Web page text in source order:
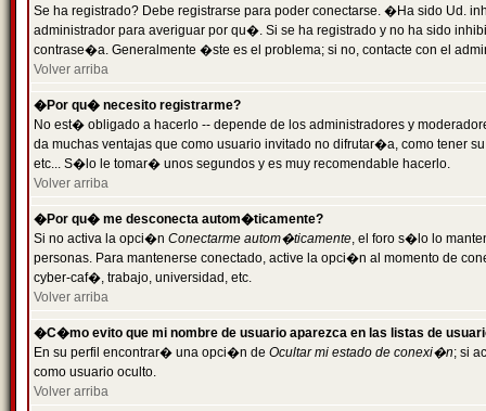
Se ha registrado? Debe registrarse para poder conectarse. �Ha sido Ud.
administrador para averiguar por qu�. Si se ha registrado y no ha sido
contrase�a. Generalmente �ste es el problema; si no, contacte con el
Volver arriba
�Por qu� necesito registrarme?
No est� obligado a hacerlo -- depende de los administradores y
da muchas ventajas que como usuario invitado no difrutar�a, como tener
etc... S�lo le tomar� unos segundos y es muy recomendable hacerlo.
Volver arriba
�Por qu� me desconecta autom�ticamente?
Si no activa la opci�n Conectarme autom�ticamente, el foro s�lo lo
personas. Para mantenerse conectado, active la opci�n al momento de
cyber-caf�, trabajo, universidad, etc.
Volver arriba
�C�mo evito que mi nombre de usuario aparezca en las listas de
En su perfil encontrar� una opci�n de Ocultar mi estado de conexi�n; si
como usuario oculto.
Volver arriba